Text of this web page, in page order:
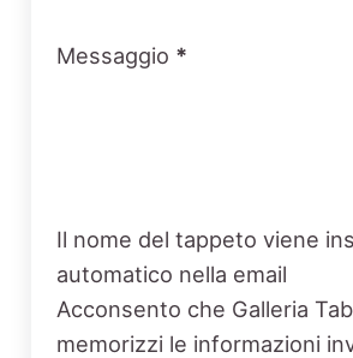
Messaggio *
Il nome del tappeto viene
automatico nella email
Acconsento che Galleria
memorizzi le informazioni